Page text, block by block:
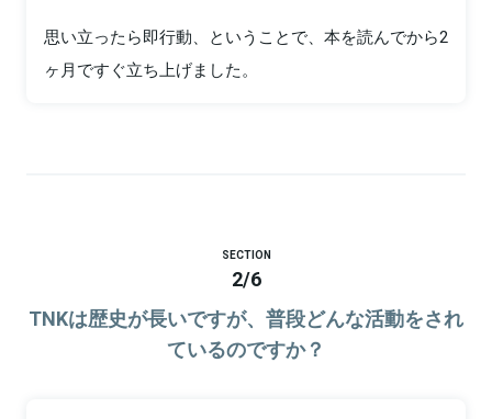
思い立ったら即行動、ということで、本を読んでから2
ヶ月ですぐ立ち上げました。
SECTION
2/6
TNKは歴史が長いですが、普段どんな活動をされ
ているのですか？